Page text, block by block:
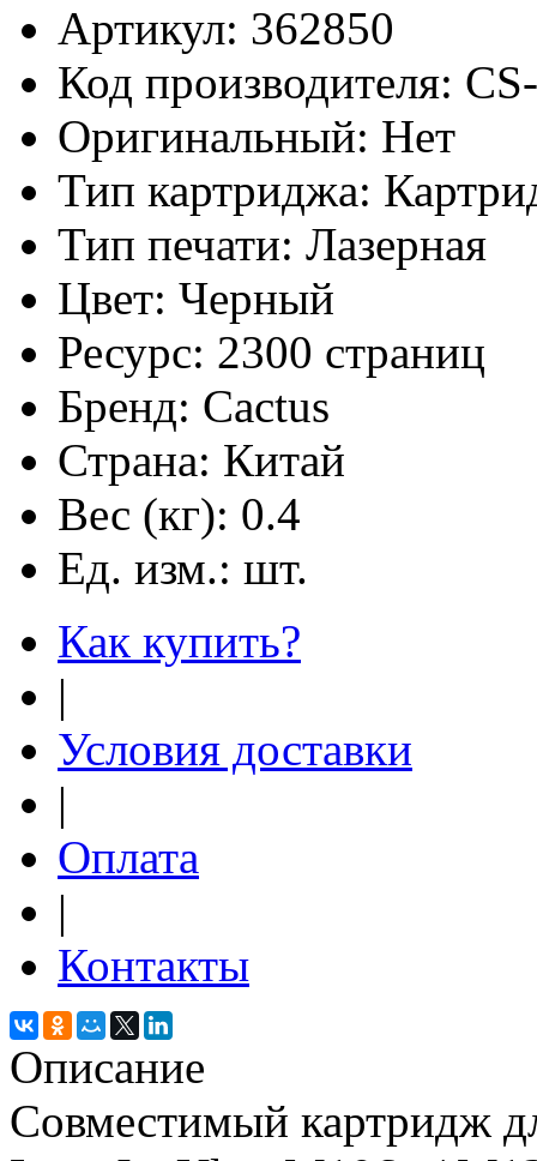
Артикул: 362850
Код производителя:
Оригинальный: Нет
Тип картриджа:
Тип печати: Лазерная
Цвет: Черный
Ресурс: 2300 страниц
Бренд: Cactus
Страна: Китай
Вес (кг): 0.4
Ед. изм.: шт.
Как купить?
|
Условия доставки
|
Оплата
|
Контакты
Описание
Совместимый картридж